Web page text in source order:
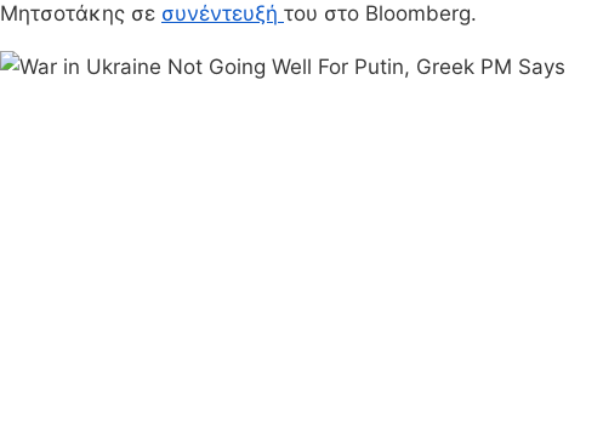
Μητσοτάκης σε συνέντευξή του στο Bloomberg.